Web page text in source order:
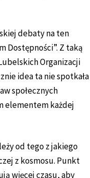
debaty na ten
Dostępności”. Z taką
Organizacji
idea ta nie spotkała
społecznych
elementem każdej
od tego z jakiego
z kosmosu. Punkt
więcej czasu, aby